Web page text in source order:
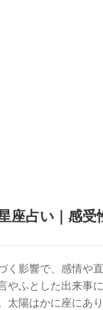
座占い｜感受
く影響で、感情や
やふとした出来事
太陽はかに座にあ